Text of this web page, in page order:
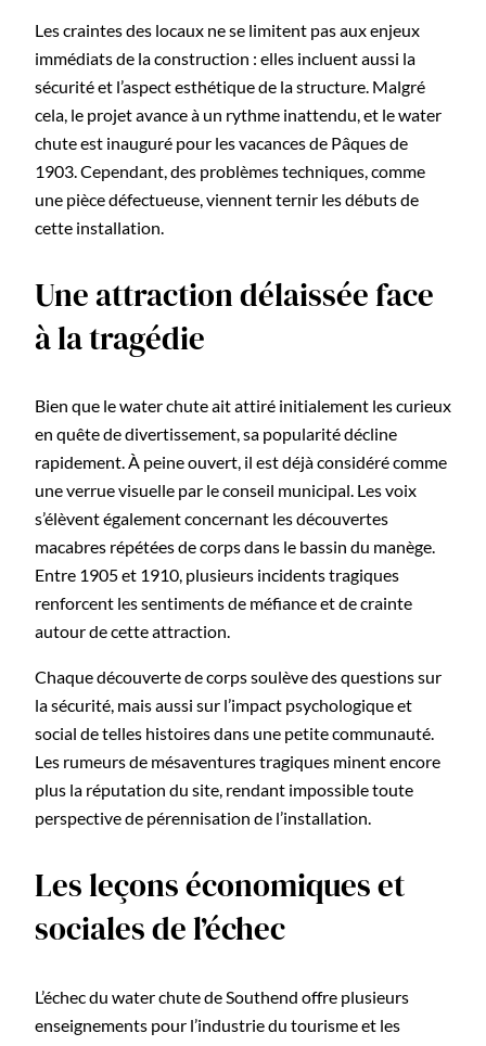
Les craintes des locaux ne se limitent pas aux enjeux
immédiats de la construction : elles incluent aussi la
sécurité et l’aspect esthétique de la structure. Malgré
cela, le projet avance à un rythme inattendu, et le water
chute est inauguré pour les vacances de Pâques de
1903. Cependant, des problèmes techniques, comme
une pièce défectueuse, viennent ternir les débuts de
cette installation.
Une attraction délaissée face
à la tragédie
Bien que le water chute ait attiré initialement les curieux
en quête de divertissement, sa popularité décline
rapidement. À peine ouvert, il est déjà considéré comme
une verrue visuelle par le conseil municipal. Les voix
s’élèvent également concernant les découvertes
macabres répétées de corps dans le bassin du manège.
Entre 1905 et 1910, plusieurs incidents tragiques
renforcent les sentiments de méfiance et de crainte
autour de cette attraction.
Chaque découverte de corps soulève des questions sur
la sécurité, mais aussi sur l’impact psychologique et
social de telles histoires dans une petite communauté.
Les rumeurs de mésaventures tragiques minent encore
plus la réputation du site, rendant impossible toute
perspective de pérennisation de l’installation.
Les leçons économiques et
sociales de l’échec
L’échec du water chute de Southend offre plusieurs
enseignements pour l’industrie du tourisme et les